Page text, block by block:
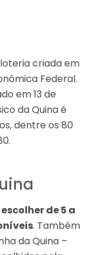
criada em
Federal.
em 13 de
da Quina é
dentre os 80
de 5 a
. Também
da Quina –